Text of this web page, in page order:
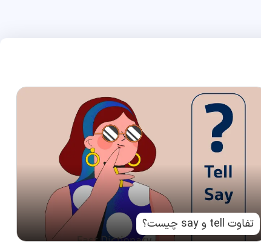
تفاوت tell و say چیست؟